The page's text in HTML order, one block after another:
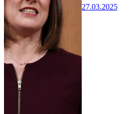
27.03.2025